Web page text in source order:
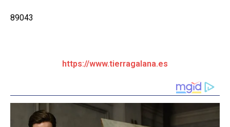
89043
https://www.tierragalana.es